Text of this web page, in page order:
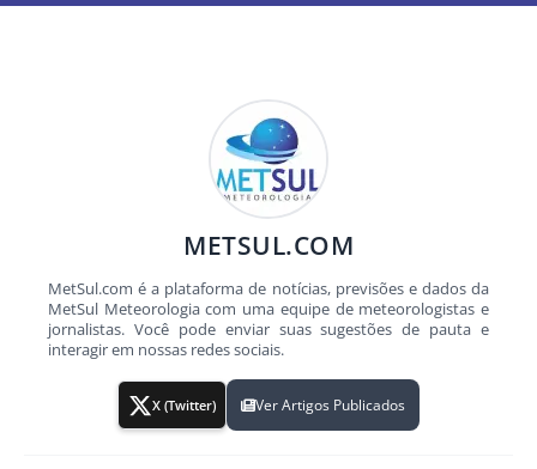
METSUL.COM
MetSul.com é a plataforma de notícias, previsões e dados da
MetSul Meteorologia com uma equipe de meteorologistas e
jornalistas. Você pode enviar suas sugestões de pauta e
interagir em nossas redes sociais.
X (Twitter) Ver Artigos Publicados